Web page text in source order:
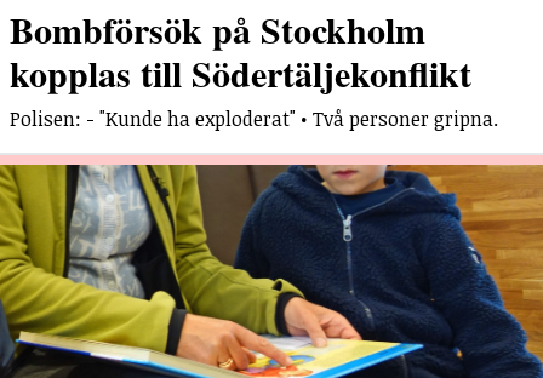
Bombförsök på Stockholm
kopplas till Södertäljekonflikt
Polisen: - "Kunde ha exploderat" • Två personer gripna.